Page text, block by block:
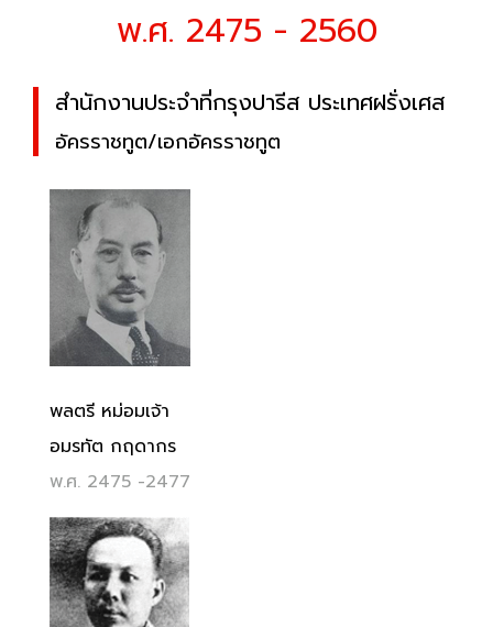
พ.ศ. 2475 - 2560
สำนักงานประจำที่กรุงปารีส ประเทศฝรั่งเศส
อัครราชทูต/เอกอัครราชทูต
พลตรี หม่อมเจ้า
อมรทัต กฤดากร
พ.ศ. 2475 -2477